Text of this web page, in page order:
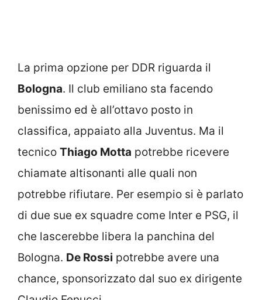
La prima opzione per DDR riguarda il
Bologna. Il club emiliano sta facendo
benissimo ed è all’ottavo posto in
classifica, appaiato alla Juventus. Ma il
tecnico Thiago Motta potrebbe ricevere
chiamate altisonanti alle quali non
potrebbe rifiutare. Per esempio si è parlato
di due sue ex squadre come Inter e PSG, il
che lascerebbe libera la panchina del
Bologna. De Rossi potrebbe avere una
chance, sponsorizzato dal suo ex dirigente